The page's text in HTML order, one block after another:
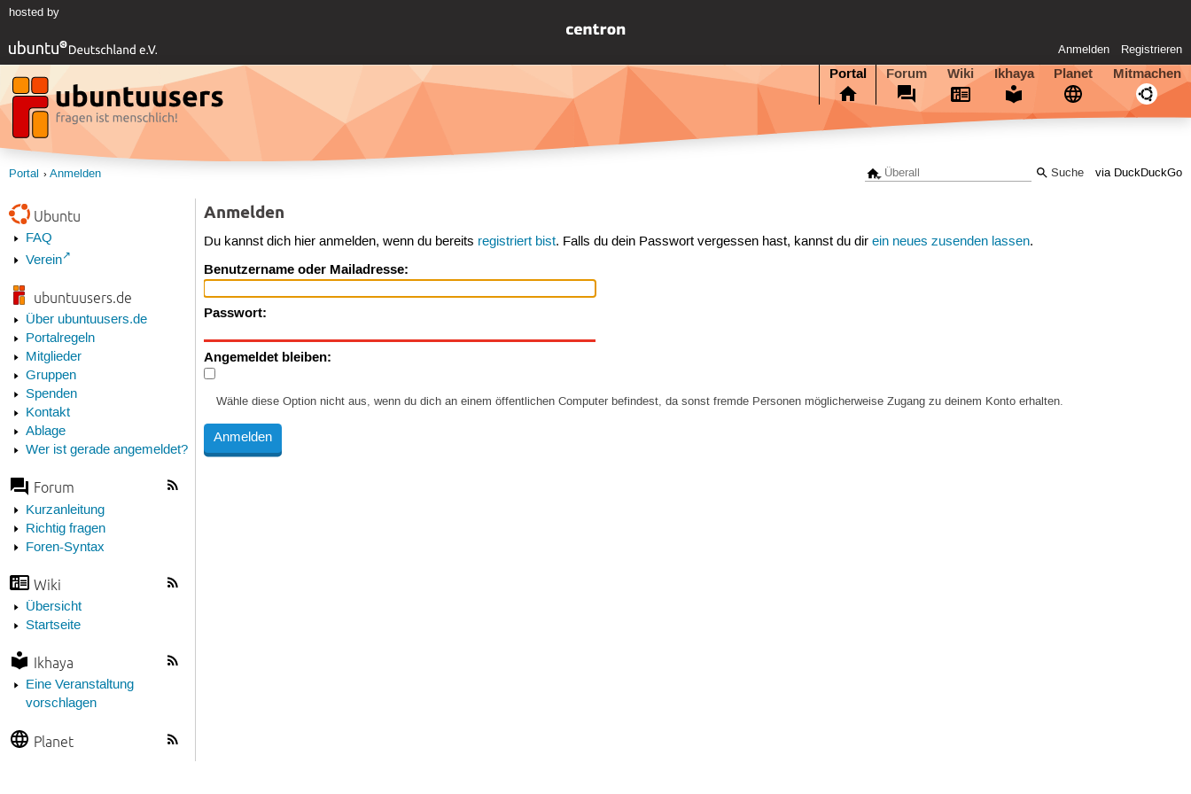
hosted by
Anmelden Registrieren
Portal Forum Wiki Ikhaya Planet Mitmachen
via DuckDuckGo
Portal Anmelden
Ubuntu
FAQ
Verein
ubuntuusers.de
Über ubuntuusers.de
Portalregeln
Mitglieder
Gruppen
Spenden
Kontakt
Ablage
Wer ist gerade angemeldet?
Forum
Kurzanleitung
Richtig fragen
Foren-Syntax
Wiki
Übersicht
Startseite
Ikhaya
Eine Veranstaltung
vorschlagen
Planet
Anmelden
Du kannst dich hier anmelden, wenn du bereits registriert bist. Falls du dein Passwort vergessen hast, kannst du direin neues zusenden lassen.
Benutzername oder Mailadresse:
Passwort:
Angemeldet bleiben:
Wähle diese Option nicht aus, wenn du dich an einem öffentlichen Computer befindest, da sonst fremde Personen möglicherweise Zugang zu deinem Konto erhalten.